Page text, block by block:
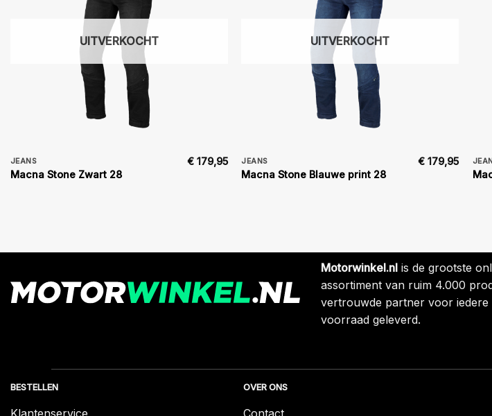
UITVERKOCHT
JEANS
Macna Stone Zwart 28
€179,95
UITVERKOCHT
JEANS
Macna Stone Blauwe print 28
€ 179,95
Motorwinkel.nl is de grootste
assortiment van ruim 4.000
vertrouwde partner voor
voorraad geleverd.
BESTELLEN
Klantenservice
OVER ONS
Contact